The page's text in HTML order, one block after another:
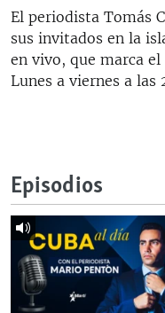
SER VIEJO EN CUBA
KENTU-CUBANO
LOS SANTOS DE
SÍGUENOS
El periodista Tomás
sus invitados en la
en vivo, que marca el
Lunes a viernes a las
Episodios